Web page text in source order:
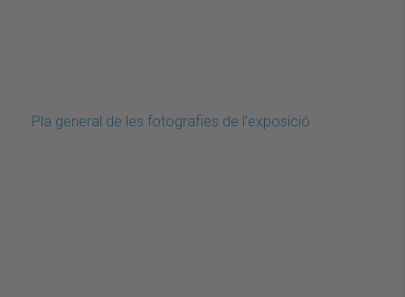
Pla general de les fotografies de l'exposició